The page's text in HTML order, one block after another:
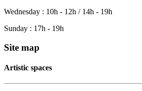
Wednesday : 10h - 12h / 14h - 19h
Sunday : 17h - 19h
Site map
Artistic spaces